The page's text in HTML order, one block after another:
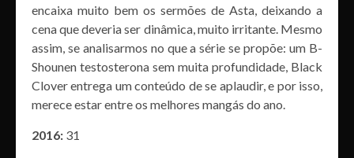
encaixa muito bem os sermões de Asta, deixando a
cena que deveria ser dinâmica, muito irritante. Mesmo
assim, se analisarmos no que a série se propõe: um B-
Shounen testosterona sem muita profundidade, Black
Clover entrega um conteúdo de se aplaudir, e por isso,
merece estar entre os melhores mangás do ano.
2016: 31